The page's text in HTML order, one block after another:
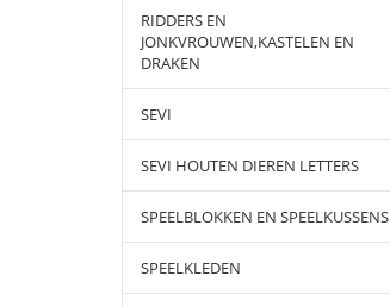
RIDDERS EN
JONKVROUWEN,KASTELEN EN
DRAKEN
SEVI
SEVI HOUTEN DIEREN LETTERS
SPEELBLOKKEN EN SPEELKUSSENS
SPEELKLEDEN